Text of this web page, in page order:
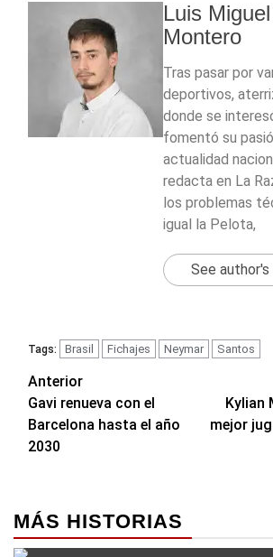
Luis
Montero
Tras pasar por
deportivos,
donde se
fomentó su
actualidad
redacta en La
los problemas
igual la Pelota,
See
Tags: Brasil Fichajes Neymar Santos
Navegación
de
entradas
Anterior
Gavi renueva con el
Barcelona hasta el año
2030
Kylian
mejor
MÁS HISTORIAS